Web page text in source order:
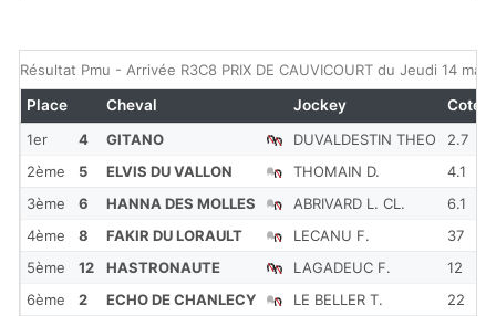
Résultat Pmu - Arrivée R3C8 PRIX DE CAUVICOURT du Jeudi 14
1er 4 GITANO DUVALDESTIN THEO 2.7
2ème
5 ELVIS DU VALLON THOMAIN D. 4.1
3ème
6 HANNA DES MOLLES ABRIVARD L. CL. 6.1
4ème
8 FAKIR DU LORAULT LECANU F. 37
5ème
12 HASTRONAUTE LAGADEUC F. 12
6ème
2 ECHO DE CHANLECY LE BELLER T. 22
Place Cheval Jockey Cote